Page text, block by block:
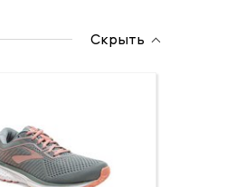
Скрыть